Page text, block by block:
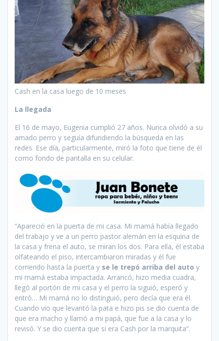
Cash en la casa luego de 10 meses
La llegada
El 16 de mayo, Eugenia cumplió 27 años. Nunca olvidó a su
amado perro y seguía difundiendo la búsqueda en las
redes. Ese día, particularmente, miró la foto que tiene de él
como fondo de pantalla en su celular.
“Apareció en la puerta de mi casa. Mi mamá había llegado
del trabajo y ve a un perro pastor alemán en la esquina de
la casa y frena el auto, se miran los dos. Para ella, él estaba
olfateando el piso, intercambiaron miradas y él fue
corriendo hasta la puerta y se le trepó arriba del auto y
mi mamá estaba impactada. Arrancó, hizo media cuadra,
llegó al portón de mi casa y el perro la siguió, esperó y
entró… Mi mamá no lo distinguió, pero decía que era él.
Cuando vio que levantó la pata e hizo pis se dio cuenta de
que era macho y llamó a mi papá, que fue a la casa y lo
revisó. Y se dio cuenta que si era Cash por la marquita”.